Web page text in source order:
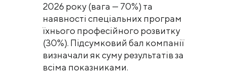
2026 року (вага — 70%) та
наявності спеціальних програм
їхнього професійного розвитку
(30%). Підсумковий бал компанії
визначали як суму результатів за
всіма показниками.